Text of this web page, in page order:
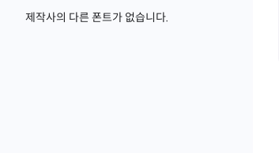
제작사의 다른 폰트가 없습니다.